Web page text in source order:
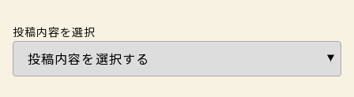
投稿内容を選択